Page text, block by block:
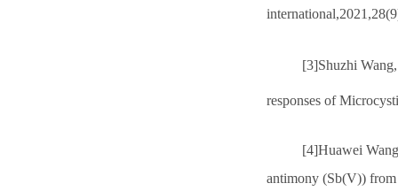
[3]Shuzhi
responses of
[4]Huawei
antimony (Sb(V))